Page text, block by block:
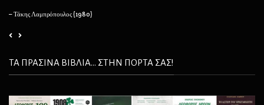
– Τάκης Λαμπρόπουλος (1980)
ΤΑ ΠΡΑΣΙΝΑ ΒΙΒΛΙΑ... ΣΤΗΝ ΠΟΡΤΑ ΣΑΣ!